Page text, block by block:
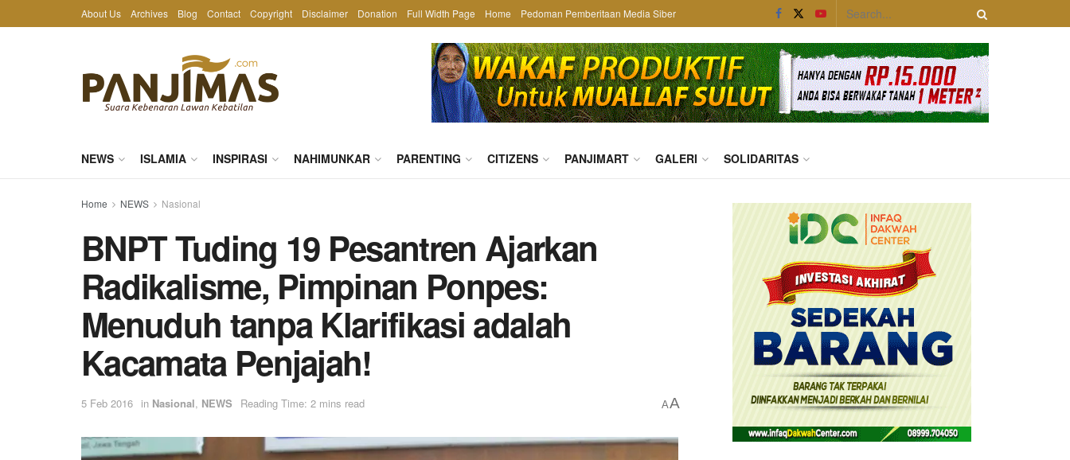
About Us Archives Blog Contact Copyright Disclaimer Donation Full Width Page Home Pedoman Pemberitaan Media Siber
NEWS ISLAMIA INSPIRASI NAHIMUNKAR PARENTING CITIZENS PANJIMART GALERI SOLIDARITAS
Home NEWS Nasional
BNPT Tuding 19 Pesantren Ajarkan
Radikalisme, Pimpinan Ponpes:
Menuduh tanpa Klarifikasi adalah
Kacamata Penjajah!
5 Feb 2016 in Nasional, NEWS Reading Time: 2 mins read AA